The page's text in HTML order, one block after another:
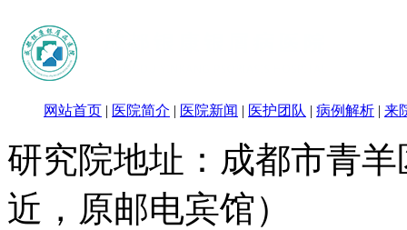
网站首页 | 医院简介 | 医院新闻 | 医护团队 | 病例解析 | 来
研究院地址：成都市青
近，原邮电宾馆）